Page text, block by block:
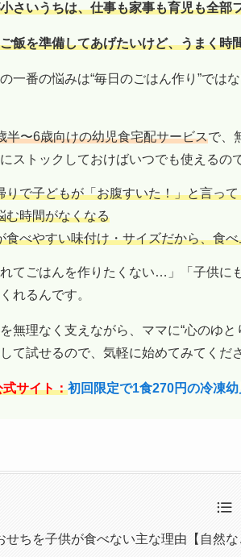
さいうちは、仕事も家事も育児も全
飯を準備してあげたいけど、うまく時
一番の悩みは“毎日のごはん作り”では
半〜6歳向けの幼児食宅配サービスで、
ストックしておけばいつでも使えるの
りで子どもが「お腹すいた！」と言っ
む時間がなくなる
食べやすい味付け・サイズだから、食
れてごはんを作りたくない…」「子供に
れるんです。
無理なく支えながら、ママに“心のゆ
て試せるので、気軽に始めてみてくだ
サイト：初回限定で1食270円の冷凍
せちを子供が食べない主な理由【自然な